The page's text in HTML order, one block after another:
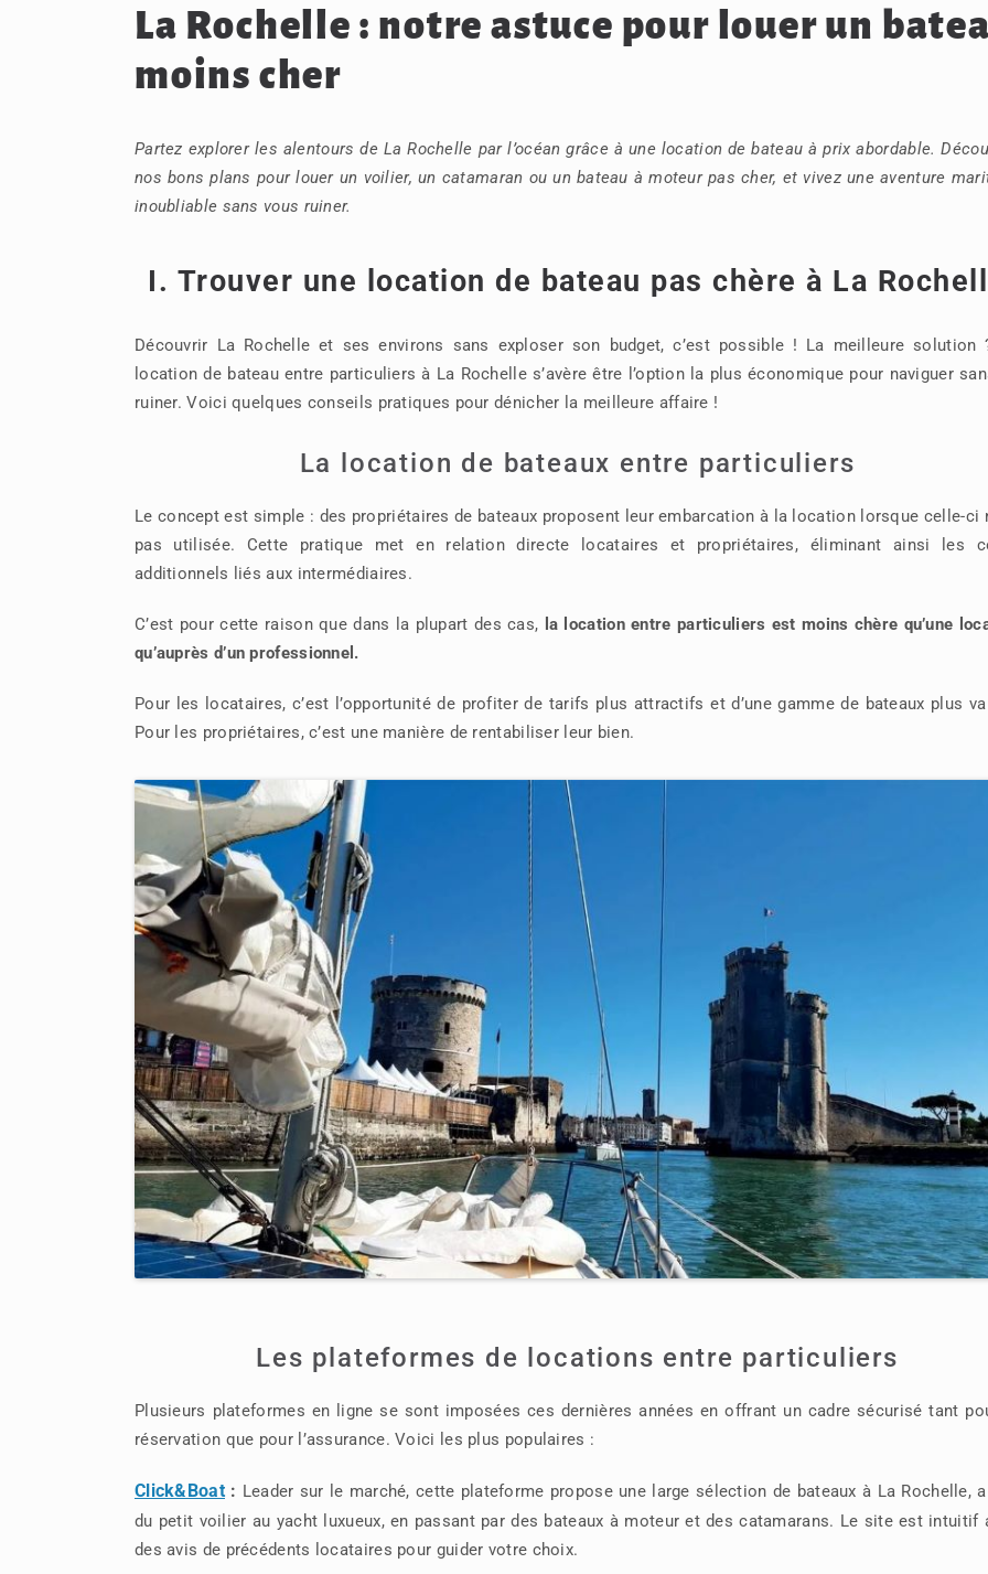
La Rochelle : notre astuce pour louer un
moins cher
Partez explorer les alentours de La Rochelle par l’océan grâce à une location de bateau à prix abordable.
nos bons plans pour louer un voilier, un catamaran ou un bateau à moteur pas cher, et vivez une aventure
inoubliable sans vous ruiner.
I. Trouver une location de bateau pas chère à La
Découvrir La Rochelle et ses environs sans exploser son budget, c’est possible ! La meilleure solution
location de bateau entre particuliers à La Rochelle s’avère être l’option la plus économique pour naviguer
ruiner. Voici quelques conseils pratiques pour dénicher la meilleure affaire !
La location de bateaux entre particuliers
Le concept est simple : des propriétaires de bateaux proposent leur embarcation à la location lorsque celle-ci
pas utilisée. Cette pratique met en relation directe locataires et propriétaires, éliminant ainsi les
additionnels liés aux intermédiaires.
C’est pour cette raison que dans la plupart des cas, la location entre particuliers est moins chère qu’une
qu’auprès d’un professionnel.
Pour les locataires, c’est l’opportunité de profiter de tarifs plus attractifs et d’une gamme de bateaux plus
Pour les propriétaires, c’est une manière de rentabiliser leur bien.
Les plateformes de locations entre particuliers
Plusieurs plateformes en ligne se sont imposées ces dernières années en offrant un cadre sécurisé tant
réservation que pour l’assurance. Voici les plus populaires :
Click&Boat : Leader sur le marché, cette plateforme propose une large sélection de bateaux à La Rochelle,
du petit voilier au yacht luxueux, en passant par des bateaux à moteur et des catamarans. Le site est intuitif
des avis de précédents locataires pour guider votre choix.